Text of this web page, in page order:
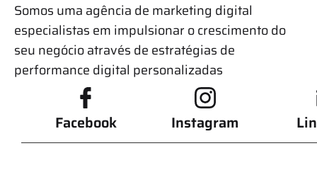
Somos uma agência de marketing digital
especialistas em impulsionar o crescimento do
seu negócio através de estratégias de
performance digital personalizadas
Facebook Instagram